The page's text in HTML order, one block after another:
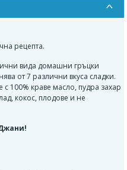
рецепта.
вида домашни гръцки
от 7 различни вкуса сладки.
100% краве масло, пудра захар
кокос, плодове и не